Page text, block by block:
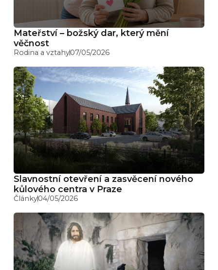
Mateřství – božský dar, který mění
věčnost
Rodina a vztahy07/05/2026
Slavnostní otevření a zasvěcení nového
kůlového centra v Praze
Články04/05/2026